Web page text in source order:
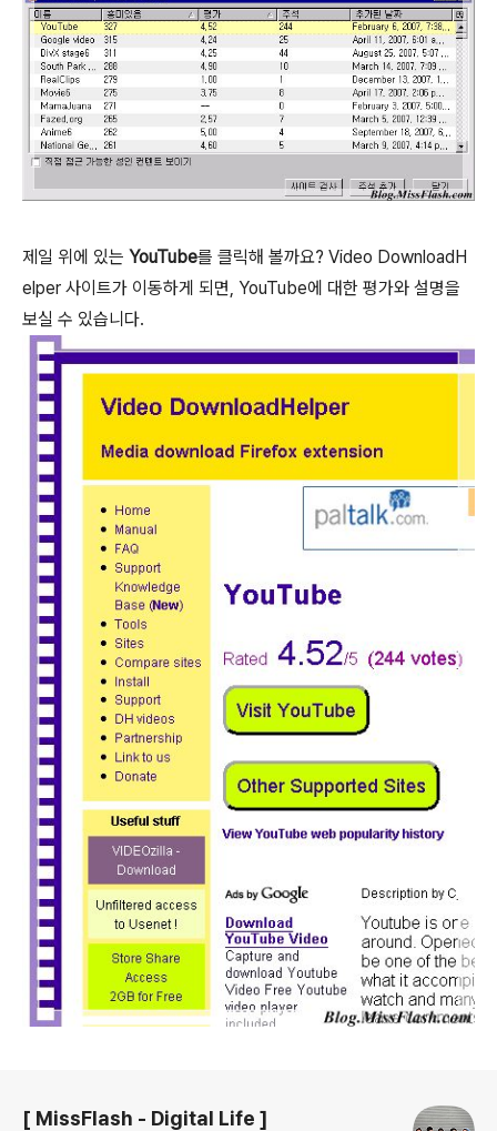
제일 위에 있는 YouTube를 클릭해 볼까요? Video DownloadH
elper 사이트가 이동하게 되면, YouTube에 대한 평가와 설명을
보실 수 있습니다.
[ MissFlash - Digital Life ]